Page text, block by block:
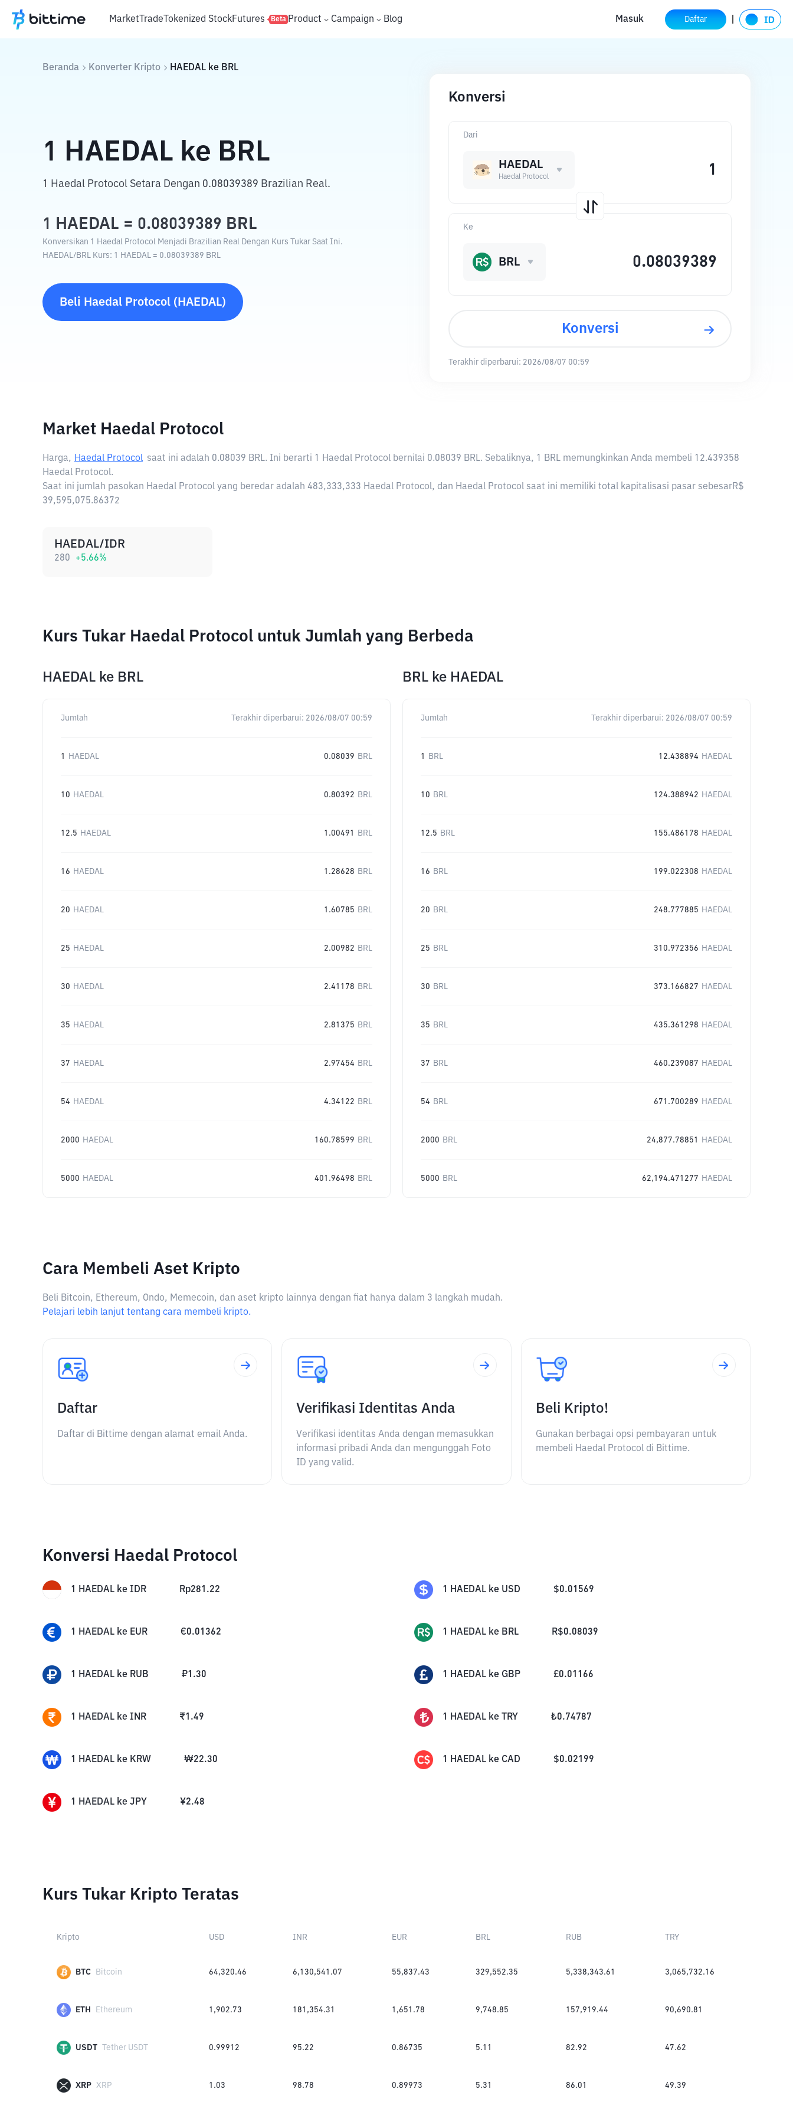
MarketTradeTokenized StockFutures Beta Product Campaign Blog Masuk Daftar
Beranda Konverter Kripto HAEDAL ke BRL
1 HAEDAL ke BRL
1 Haedal Protocol Setara Dengan 0.08039389 Brazilian Real.
1 HAEDAL = 0.08039389 BRL
Konversikan 1 Haedal Protocol Menjadi Brazilian Real Dengan Kurs Tukar Saat Ini.
HAEDAL/BRL Kurs: 1 HAEDAL = 0.08039389 BRL
Beli Haedal Protocol ( HAEDAL)
Konversi
Dari
HAEDAL
Haedal Protocol
Ke
BRL
Konversi
Terakhir diperbarui: 2026/08/07 00:59
Market Haedal Protocol
Harga, Haedal Protocol saat ini adalah 0.08039 BRL. Ini berarti 1 Haedal Protocol bernilai 0.08039 BRL. Sebaliknya, 1 BRL memungkinkan Anda membeli 12.439358
Haedal Protocol.
Saat ini jumlah pasokan Haedal Protocol yang beredar adalah 483,333,333 Haedal Protocol, dan Haedal Protocol saat ini memiliki total kapitalisasi pasar sebesarR$
39,595,075.86372
HAEDAL/IDR
280 +5.66%
Kurs Tukar Haedal Protocol untuk Jumlah yang Berbeda
HAEDAL ke BRL
Jumlah Terakhir diperbarui: 2026/08/07 00:59
1 HAEDAL 0.08039 BRL
10 HAEDAL 0.80392 BRL
12.5 HAEDAL 1.00491 BRL
16 HAEDAL 1.28628 BRL
20 HAEDAL 1.60785 BRL
25 HAEDAL 2.00982 BRL
30 HAEDAL 2.41178 BRL
35 HAEDAL 2.81375 BRL
37 HAEDAL 2.97454 BRL
54 HAEDAL 4.34122 BRL
2000 HAEDAL 160.78599 BRL
5000 HAEDAL 401.96498 BRL
BRL ke HAEDAL
Jumlah Terakhir diperbarui: 2026/08/07 00:59
1 BRL 12.438894 HAEDAL
10 BRL 124.388942 HAEDAL
12.5 BRL 155.486178 HAEDAL
16 BRL 199.022308 HAEDAL
20 BRL 248.777885 HAEDAL
25 BRL 310.972356 HAEDAL
30 BRL 373.166827 HAEDAL
35 BRL 435.361298 HAEDAL
37 BRL 460.239087 HAEDAL
54 BRL 671.700289 HAEDAL
2000 BRL 24,877.78851 HAEDAL
5000 BRL 62,194.471277 HAEDAL
Cara Membeli Aset Kripto
Beli Bitcoin, Ethereum, Ondo, Memecoin, dan aset kripto lainnya dengan fiat hanya dalam 3 langkah mudah.
Pelajari lebih lanjut tentang cara membeli kripto.
Daftar
Daftar di Bittime dengan alamat email Anda.
Verifikasi Identitas Anda
Verifikasi identitas Anda dengan memasukkan
informasi pribadi Anda dan mengunggah Foto
ID yang valid.
Beli Kripto!
Gunakan berbagai opsi pembayaran untuk
membeli Haedal Protocol di Bittime.
Konversi Haedal Protocol
1 HAEDAL ke IDR Rp281.22 1 HAEDAL ke USD $0.01569
1 HAEDAL ke EUR €0.01362 1 HAEDAL ke BRL R$0.08039
1 HAEDAL ke RUB ₽1.30 1 HAEDAL ke GBP £0.01166
1 HAEDAL ke INR ₹1.49 1 HAEDAL ke TRY ₺0.74787
1 HAEDAL ke KRW ₩22.30 1 HAEDAL ke CAD $0.02199
1 HAEDAL ke JPY ¥2.48
Kurs Tukar Kripto Teratas
Kripto USD INR EUR BRL RUB TRY
BTC Bitcoin 64,320.46 6,130,541.07 55,837.43 329,552.35 5,338,343.61 3,065,732.16
ETH Ethereum 1,902.73 181,354.31 1,651.78 9,748.85 157,919.44 90,690.81
USDT Tether USDT 0.99912 95.22 0.86735 5.11 82.92 47.62
XRP XRP 1.03 98.78 0.89973 5.31 86.01 49.39